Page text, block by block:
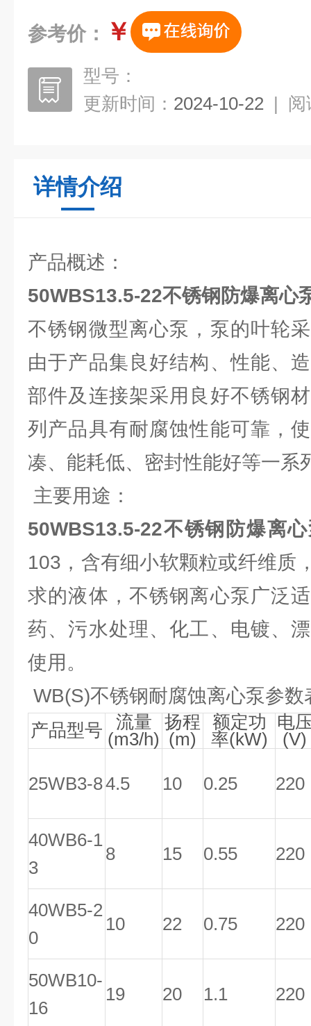
参考价： ￥
型号：
更新时间： 2024-10-22 | 阅
详情介绍
产品概述：
50WBS13.5-22不锈钢防爆离心
不锈钢微型离心泵，泵的叶轮
由于产品集良好结构、性能、
部件及连接架采用良好不锈钢
列产品具有耐腐蚀性能可靠，
凑、能耗低、密封性能好等一系
主要用途：
50WBS13.5-22不锈钢防爆离
103，含有细小软颗粒或纤维质
求的液体，不锈钢离心泵广泛
药、污水处理、化工、电镀、
使用。
WB(S)不锈钢耐腐蚀离心泵参数
产品型号
流量
(m3/h)
扬程
(m)
额定功
率(kW)
电
(V)
25WB3-84.5 10 0.25 220
40WB6-1
3
8 15 0.55 220
40WB5-2
0
10 22 0.75 220
50WB10-
16
19 20 1.1 220